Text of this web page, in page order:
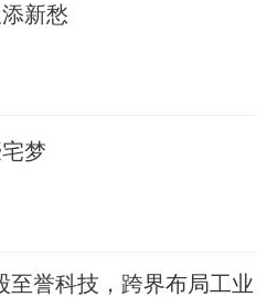
新愁
梦
至誉科技，跨界布局工业